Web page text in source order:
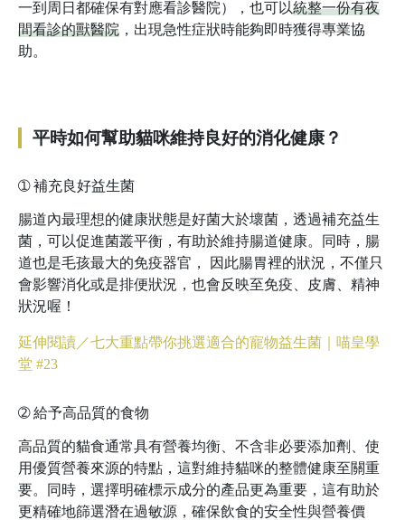
一到周日都確保有對應看診醫院），也可以統整一份有夜
間看診的獸醫院 ，出現急性症狀時能夠即時獲得專業協
助。
平時如何幫助貓咪維持良好的消化健康？
➀補充良好益生菌
腸道內最理想的健康狀態是好菌大於壞菌，透過補充益生
菌，可以促進菌叢平衡，有助於維持腸道健康。同時，腸
道也是毛孩最大的免疫器官， 因此腸胃裡的狀況，不僅只
會影響消化或是排便狀況，也會反映至免疫、皮膚、精神
狀況喔！
延伸閱讀／七大重點帶你挑選適合的寵物益生菌｜喵皇學
堂 #23
➁給予高品質的食物
高品質的貓食通常具有營養均衡、不含非必要添加劑、使
用優質營養來源的特點，這對維持貓咪的整體健康至關重
要。同時，選擇明確標示成分的產品更為重要，這有助於
更精確地篩選潛在過敏源，確保飲食的安全性與營養價